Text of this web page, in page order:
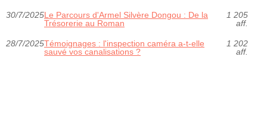
30/7/2025Le Parcours d'Armel Silvère Dongou : De la
Trésorerie au Roman
1 205
aff.
28/7/2025Témoignages : l'inspection caméra a-t-elle
sauvé vos canalisations ?
1 202
aff.